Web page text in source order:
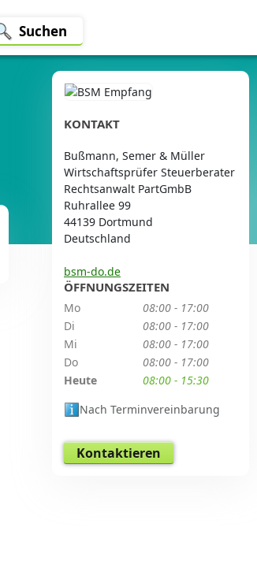
Suchen
KONTAKT
Bußmann, Semer & Müller
Wirtschaftsprüfer Steuerberater
Rechtsanwalt PartGmbB
Ruhrallee 99
44139 Dortmund
Deutschland
bsm-do.de
ÖFFNUNGSZEITEN
Mo
08:00 - 17:00
Di
08:00 - 17:00
Mi
08:00 - 17:00
Do
08:00 - 17:00
Heute
08:00 - 15:30
Nach Terminvereinbarung
Kontaktieren